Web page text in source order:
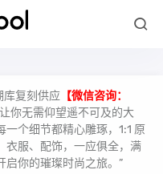
库复刻供应 【微信咨询：
你无需仰望遥不可及的大
个细节都精心雕琢，1:1 原
衣服、配饰，一应俱全，满
启你的璀璨时尚之旅。”